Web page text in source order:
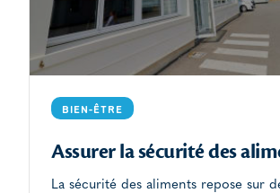
BIEN-ÊTRE
Assurer la sécurité des
La sécurité des aliments repose sur